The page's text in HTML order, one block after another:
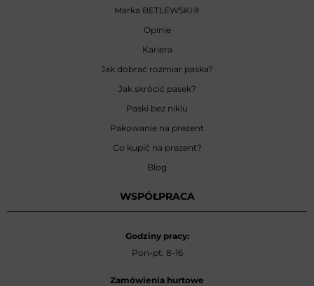
Marka BETLEWSKI®
Opinie
Kariera
Jak dobrać rozmiar paska?
Jak skrócić pasek?
Paski bez niklu
Pakowanie na prezent
Co kupić na prezent?
Blog
WSPÓŁPRACA
Godziny pracy:
Pon-pt: 8-16
Zamówienia hurtowe